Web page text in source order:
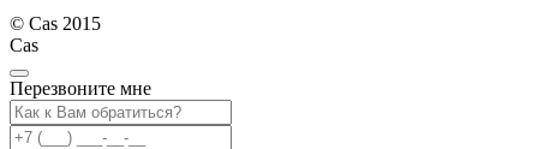
© Cas 2015
Cas
Перезвоните мне